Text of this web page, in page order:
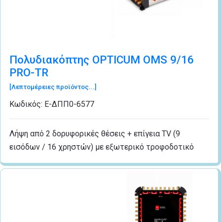
Πολυδιακόπτης OPTICUM OMS 9/16
PRO-TR
[Λεπτομέρειες προϊόντος...]
Κωδικός: Ε-ΔΠΠ0-6577
Λήψη από 2 δορυφορικές θέσεις + επίγεια TV (9
εισόδων / 16 χρηστών) με εξωτερικό τροφοδοτικό